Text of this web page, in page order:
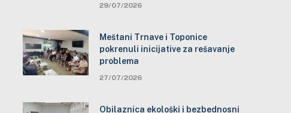
29/07/2026
Meštani Trnave i Toponice
pokrenuli inicijative za rešavanje
problema
27/07/2026
Obilaznica ekološki i bezbednosni